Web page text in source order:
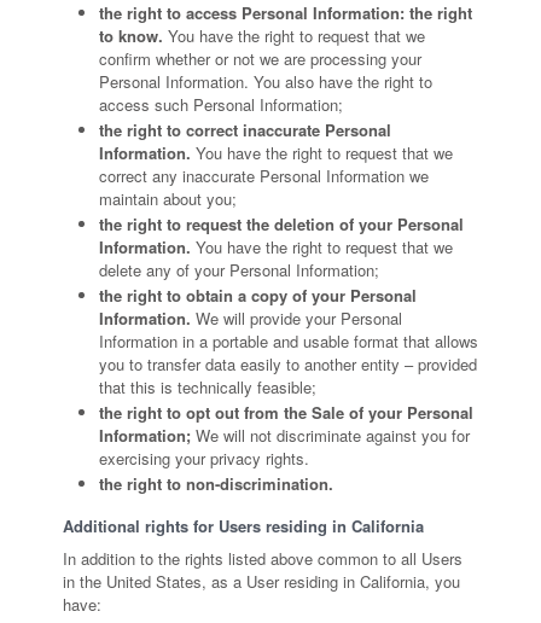
the right to access Personal Information: the right
to know. You have the right to request that we
confirm whether or not we are processing your
Personal Information. You also have the right to
access such Personal Information;
the right to correct inaccurate Personal
Information. You have the right to request that we
correct any inaccurate Personal Information we
maintain about you;
the right to request the deletion of your Personal
Information. You have the right to request that we
delete any of your Personal Information;
the right to obtain a copy of your Personal
Information. We will provide your Personal
Information in a portable and usable format that allows
you to transfer data easily to another entity – provided
that this is technically feasible;
the right to opt out from the Sale of your Personal
Information; We will not discriminate against you for
exercising your privacy rights.
the right to non-discrimination.
Additional rights for Users residing in California
In addition to the rights listed above common to all Users
in the United States, as a User residing in California, you
have: